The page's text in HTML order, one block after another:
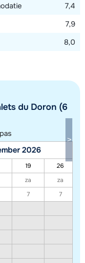
7,4
7,9
8,0
du Doron (6
2026
19
26
za
za
7
7